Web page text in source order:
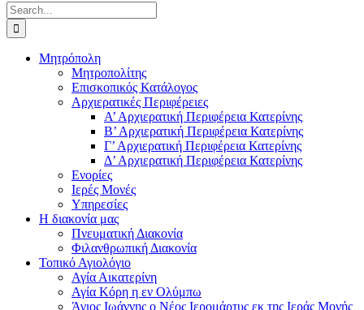
Search
for:
Μητρόπολη
Μητροπολίτης
Επισκοπικός Κατάλογος
Αρχιερατικές Περιφέρειες
Α’ Αρχιερατική Περιφέρεια Κατερίνης
Β’ Αρχιερατική Περιφέρεια Κατερίνης
Γ’ Αρχιερατική Περιφέρεια Κατερίνης
Δ’ Αρχιερατική Περιφέρεια Κατερίνης
Ενορίες
Ιερές Μονές
Υπηρεσίες
Η διακονία μας
Πνευματική Διακονία
Φιλανθρωπική Διακονία
Τοπικό Αγιολόγιο
Αγία Αικατερίνη
Αγία Κόρη η εν Ολύμπω
Άγιος Ιωάννης ο Νέος Ιερομάρτυς εκ της Ιεράς Μονής